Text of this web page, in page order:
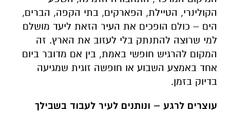
הקולינרי, הטיילת, הפארקים, בתי הקפה, הברים,
הים – כולם הופכים את העיר הזאת ליעד מושלם
למי שרוצה להתנתק בלי לעזוב את הארץ. זה
המקום להרגיש חופשי באמת, בין אם מדובר ביום
אחד באמצע השבוע או חופשה זוגית שמגיעה
בדיוק בזמן.
עוצרים לרגע – ונותנים לעיר לעבוד בשבילך